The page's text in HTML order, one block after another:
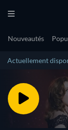
Nouveautés
Actuellement